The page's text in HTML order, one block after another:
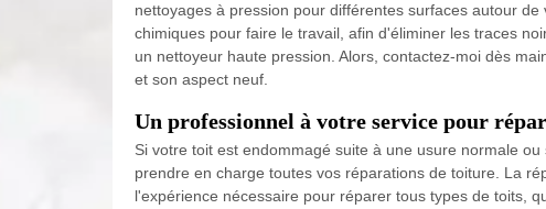
nettoyages à pression pour différentes surfaces autour
chimiques pour faire le travail, afin d'éliminer les traces
un nettoyeur haute pression. Alors, contactez-moi dès
et son aspect neuf.
Un professionnel à votre service pour
Si votre toit est endommagé suite à une usure normale
prendre en charge toutes vos réparations de toiture. La
l'expérience nécessaire pour réparer tous types de toits,